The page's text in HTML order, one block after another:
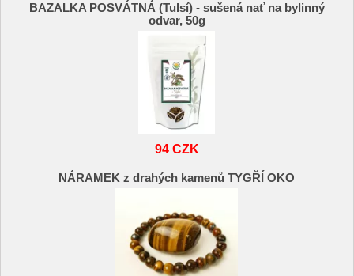
BAZALKA POSVÁTNÁ (Tulsí) - sušená nať na bylinný
odvar, 50g
94 CZK
NÁRAMEK z drahých kamenů TYGŘÍ OKO